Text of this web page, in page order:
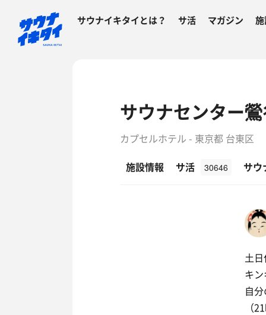
サウナイキタイとは？ サ活 マガジン
サウナセンター
カプセルホテル - 東京都 台東区
施設情報
サ活 30646 サウ
土
キ
自
（